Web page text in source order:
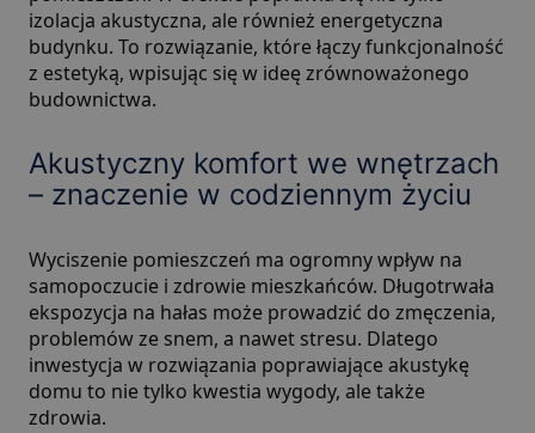
izolacja akustyczna, ale również energetyczna
budynku. To rozwiązanie, które łączy funkcjonalność
z estetyką, wpisując się w ideę zrównoważonego
budownictwa.
Akustyczny komfort we wnętrzach
– znaczenie w codziennym życiu
Wyciszenie pomieszczeń ma ogromny wpływ na
samopoczucie i zdrowie mieszkańców. Długotrwała
ekspozycja na hałas może prowadzić do zmęczenia,
problemów ze snem, a nawet stresu. Dlatego
inwestycja w rozwiązania poprawiające akustykę
domu to nie tylko kwestia wygody, ale także
zdrowia.